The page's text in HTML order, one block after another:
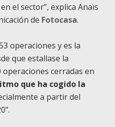
el sector”, explica Anaïs
de Fotocasa.
operaciones y es la
que estallase la
operaciones cerradas en
que ha cogido la
a partir del